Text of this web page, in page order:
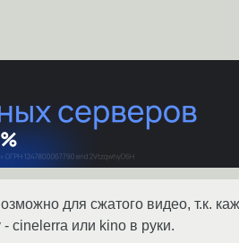
для сжатого видео, т.к.
- cinelerra или kino в руки.